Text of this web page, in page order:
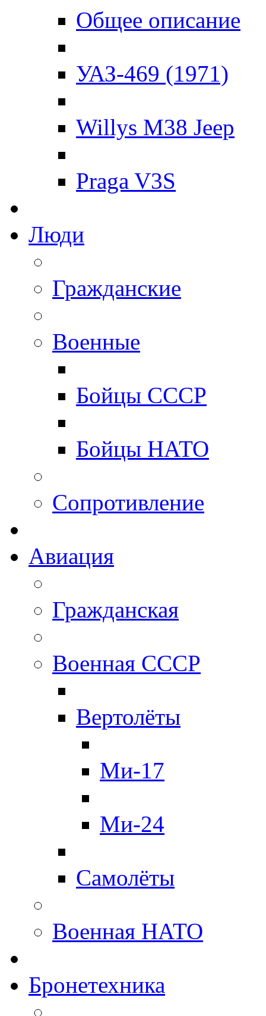
Общее описание
УАЗ-469 (1971)
Willys M38 Jeep
Praga V3S
Люди
Гражданские
Военные
Бойцы СССР
Бойцы НАТО
Сопротивление
Авиация
Гражданская
Военная СССР
Вертолёты
Ми-17
Ми-24
Самолёты
Военная НАТО
Бронетехника